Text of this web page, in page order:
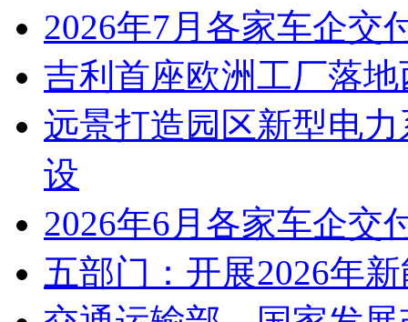
2026年7月各家车企交
吉利首座欧洲工厂落
远景打造园区新型电
设
2026年6月各家车企交
五部门：开展2026年